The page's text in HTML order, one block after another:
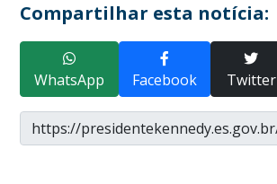
Compartilhar esta notícia:
WhatsApp Facebook Twitter